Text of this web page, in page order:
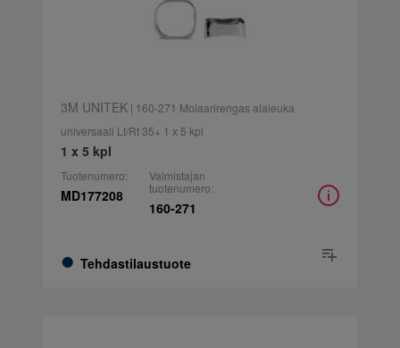
3M UNITEK| 160-271 Molaarirengas alaleuka
universaali Lt/Rt 35+ 1 x 5 kpl
1 x 5 kpl
Tuotenumero:
MD177208
Tehdastilaustuote
Valmistajan
tuotenumero:
160-271